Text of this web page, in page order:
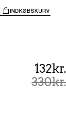
INDKØBSKURV
132kr.
330kr.